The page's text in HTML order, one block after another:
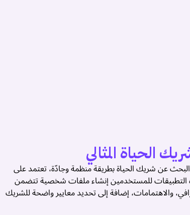
الحياة المثالي
عن شريك الحياة بطريقة منظمة وجادّة، تعتمد على
التطبيقات للمستخدمين إنشاء ملفات شخصية تتضمن
والاهتمامات، إضافة إلى تحديد معايير واضحة للشريك